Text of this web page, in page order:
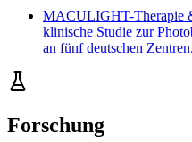
MACULIGHT-Therapie
klinische Studie zur
an fünf deutschen Zentren.
Forschung